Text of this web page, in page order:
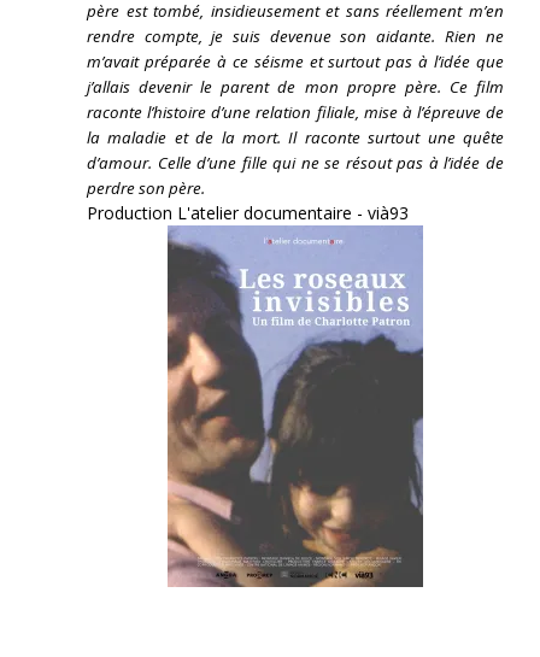
père est tombé, insidieusement et sans réellement m’en
rendre compte, je suis devenue son aidante. Rien ne
m’avait préparée à ce séisme et surtout pas à l’idée que
j’allais devenir le parent de mon propre père. Ce film
raconte l’histoire d’une relation filiale, mise à l’épreuve de
la maladie et de la mort. Il raconte surtout une quête
d’amour. Celle d’une fille qui ne se résout pas à l’idée de
perdre son père.
Production L'atelier documentaire - vià93